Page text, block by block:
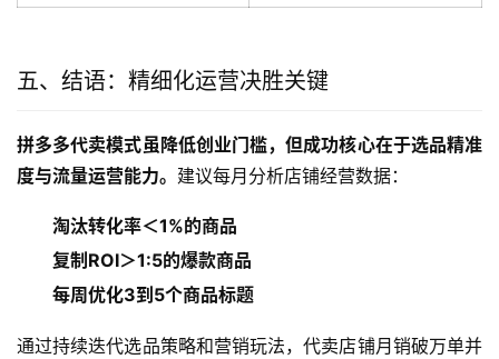
五、结语：精细化运营决胜关键
拼多多代卖模式虽降低创业门槛，但成功核心在于选品精准
度与流量运营能力。 建议每月分析店铺经营数据：
淘汰转化率＜1%的商品
复制ROI＞1:5的爆款商品
每周优化3到5个商品标题
通过持续迭代选品策略和营销玩法，代卖店铺月销破万单并